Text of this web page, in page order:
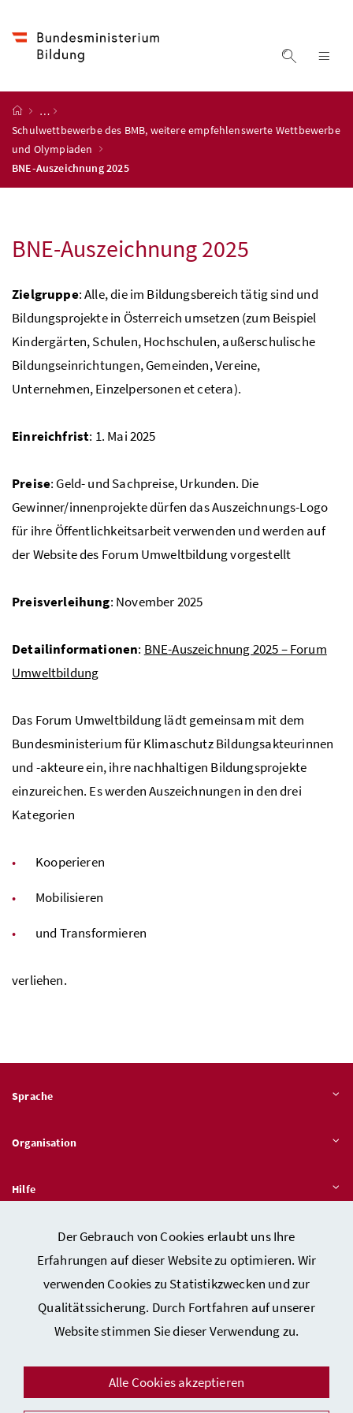
Der Gebrauch von Cookies erlaubt uns Ihre
Erfahrungen auf dieser Website zu optimieren. Wir
verwenden Cookies zu Statistikzwecken und zur
Qualitätssicherung. Durch Fortfahren auf unserer
Website stimmen Sie dieser Verwendung zu.
Alle Cookies akzeptieren
Suche
Startseite
…
Schulwettbewerbe des BMB, weitere empfehlenswerte Wettbewerbe
und Olympiaden
BNE-Auszeichnung 2025
BNE-Auszeichnung 2025
Zielgruppe: Alle, die im Bildungsbereich tätig sind und
Bildungsprojekte in Österreich umsetzen (zum Beispiel
Kindergärten, Schulen, Hochschulen, außerschulische
Bildungseinrichtungen, Gemeinden, Vereine,
Unternehmen, Einzelpersonen et cetera).
Einreichfrist: 1. Mai 2025
Preise: Geld- und Sachpreise, Urkunden. Die
Gewinner/innenprojekte dürfen das Auszeichnungs-Logo
für ihre Öffentlichkeitsarbeit verwenden und werden auf
der Website des Forum Umweltbildung vorgestellt
Preisverleihung: November 2025
Detailinformationen: BNE-Auszeichnung 2025 – Forum
Umweltbildung
Das Forum Umweltbildung lädt gemeinsam mit dem
Bundesministerium für Klimaschutz Bildungsakteurinnen
und -akteure ein, ihre nachhaltigen Bildungsprojekte
einzureichen. Es werden Auszeichnungen in den drei
Kategorien
Kooperieren
Mobilisieren
und Transformieren
verliehen.
Sprache
Organisation
Hilfe
Quicklinks
Barrierefreiheitserklärung
Datenschutz